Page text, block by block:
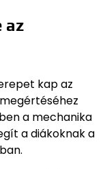
az
kap az
a mechanika
a diákoknak a